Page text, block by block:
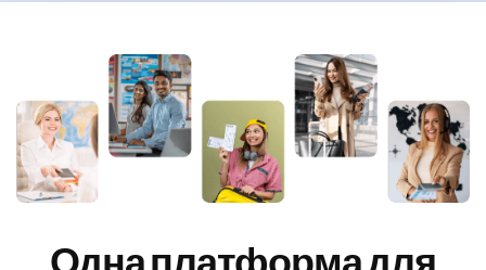
Одна платформа для